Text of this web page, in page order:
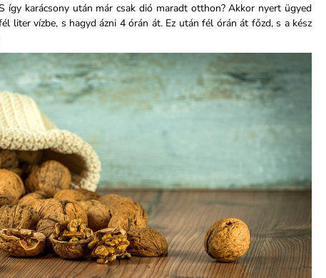
így karácsony után már csak dió maradt otthon? Akkor nyert ügyed
liter vízbe, s hagyd ázni 4 órán át. Ez után fél órán át főzd, s a kész